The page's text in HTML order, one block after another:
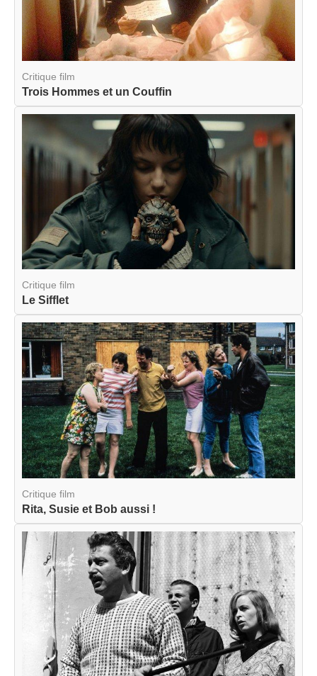
Critique film
Trois Hommes et un Couffin
Critique film
Le Sifflet
Critique film
Rita, Susie et Bob aussi !